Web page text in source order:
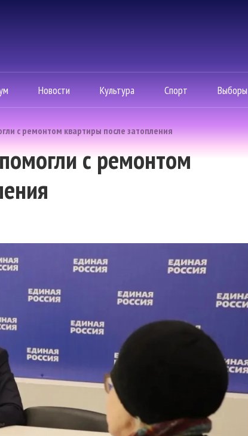
Новости Культура Спорт Выборы
с ремонтом квартиры после затопления
с ремонтом